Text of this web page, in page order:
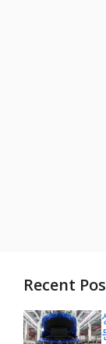
Recent